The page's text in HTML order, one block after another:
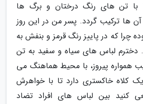
با تن های رنگ درختان و برگ ها
ها ترکیب گردد. پسر من در این روز
چرا که در پاییز رنگ قرمز و بنفش به
دخترم لباس های سیاه و سفید به تن
همواره پیروز، با محیط هماهنگ می
کلاه خاکستری دارد تا با خواهرش
کنید بین لباس های افراد تضاد